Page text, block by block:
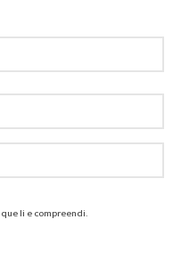
que li e compreendi.